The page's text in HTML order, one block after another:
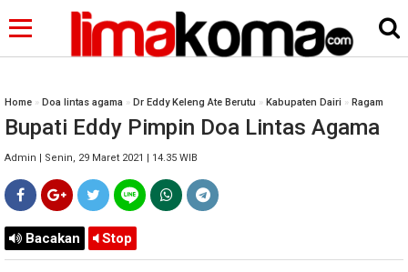
Home » Doa lintas agama » Dr Eddy Keleng Ate Berutu » Kabupaten Dairi » Ragam
Bupati Eddy Pimpin Doa Lintas Agama
Admin | Senin, 29 Maret 2021 | 14.35 WIB
Bacakan Stop